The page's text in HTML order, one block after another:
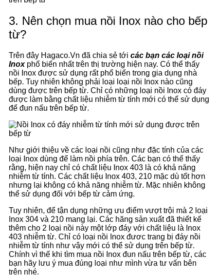
3. Nên chọn mua nồi Inox nào cho bếp
từ?
Trên đây Hagaco.Vn đã chia sẻ tới các bạn các loại nồi
Inoxphổ biến nhất trên thị trường hiện nay. Có thể thấy
nồi Inox được sử dụng rất phổ biến trong gia dụng nhà
bếp. Tuy nhiên không phải loại loại nồi Inox nào cũng
dùng được trên bếp từ. Chỉ có những loại nồi Inox có đáy
được làm bằng chất liệu nhiễm từ tính mới có thể sử dụng
để đun nấu trên bếp từ.
Như giới thiệu về các loại nồi cũng như đặc tính của các
loại Inox dùng để làm nồi phía trên. Các bạn có thể thấy
rằng, hiện nay chỉ có chất liệu Inox 403 là có khả năng
nhiễm từ tính. Các chất liệu Inox 403, 210 mặc dù tốt hơn
nhưng lại không có khả năng nhiễm từ. Mặc nhiên không
thể sử dụng đối với bếp từ cảm ứng.
Tuy nhiên, để tận dụng những ưu điểm vượt trội mà 2 loại
Inox 304 và 210 mang lại. Các hãng sản xuất đã thiết kế
thêm cho 2 loại nồi này một lớp đáy với chất liệu là Inox
403 nhiễm từ. Chỉ có loại nồi Inox đươc trang bị đáy nồi
nhiễm từ tính như vậy mới có thể sử dụng trên bếp từ.
Chính vì thế khi tìm mua nồi Inox đun nấu trên bếp từ, các
bạn hãy lưu ý mua đúng loại như mình vừa tư vấn bên
trên nhé.